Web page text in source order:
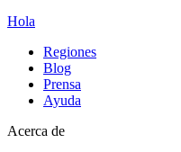
Hola
Regiones
Blog
Prensa
Ayuda
Acerca de